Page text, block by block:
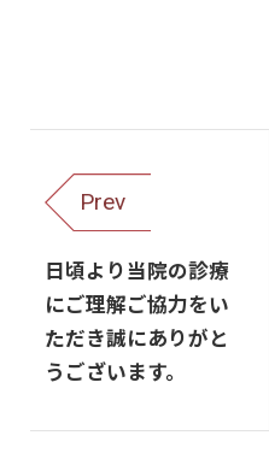
Prev
日頃より当院の診療
にご理解ご協力をい
ただき誠にありがと
うございます。